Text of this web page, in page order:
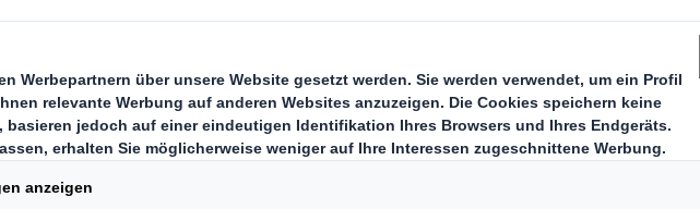
hat DS Smith im Jahr 2025 übernommen und damit zwei regional
Geschäftseinheiten im Bereich nachhaltiger
geschaffen. Als nächsten Meilenstein der Transformation hat
angekündigt, diese Struktur in zwei voneinander unabhängige,